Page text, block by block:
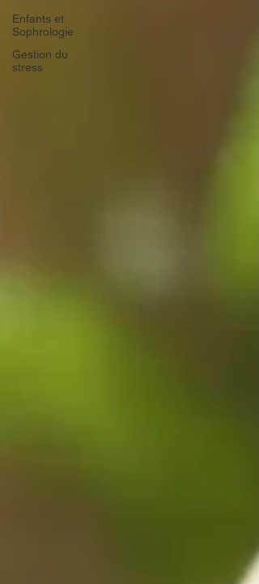
Enfants et
Sophrologie
Gestion du
stress